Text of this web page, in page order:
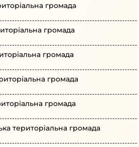
громада
громада
громада
громада
громада
територіальна громада